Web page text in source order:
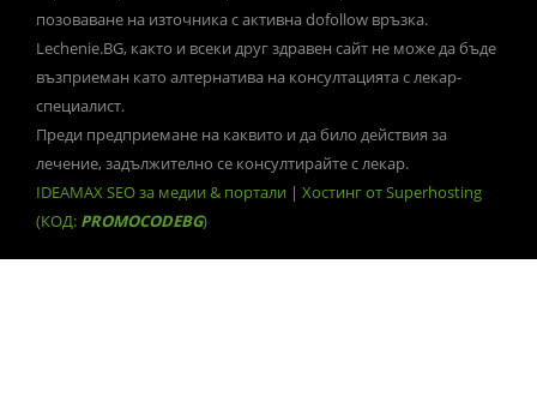
позоваване на източника с активна dofollow връзка.
Lechenie.BG, както и всеки друг здравен сайт не може да бъде
възприеман като алтернатива на консултацията с лекар-
специалист.
Преди предприемане на каквито и да било действия за
лечение, задължително се консултирайте с лекар.
IDEAMAX SEO за медии & портали | Хостинг от Superhosting
(КОД: PROMOCODEBG)